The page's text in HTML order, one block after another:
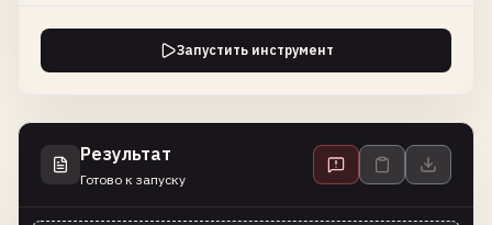
Запустить инструмент
Результат
Готово к запуску